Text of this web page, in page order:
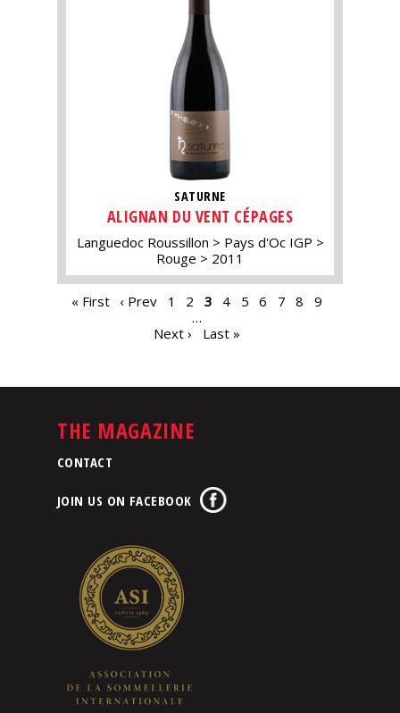
SATURNE
ALIGNAN DU VENT CÉPAGES
Languedoc Roussillon
Pays d'Oc IGP
Rouge
2011
PAGES
« First ‹ Prev 1 2 3 4 5 6 7 8
9
…
Next ›
Last »
THE MAGAZINE
CONTACT
JOIN US ON FACEBOOK